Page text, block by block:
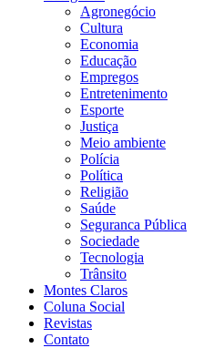
Agronegócio
Cultura
Economia
Educação
Empregos
Entretenimento
Esporte
Justiça
Meio ambiente
Polícia
Política
Religião
Saúde
Seguranca Pública
Sociedade
Tecnologia
Trânsito
Montes Claros
Coluna Social
Revistas
Contato